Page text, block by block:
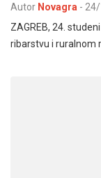
Autor Novagra -
ZAGREB, 24.
ribarstvu i ruralnom